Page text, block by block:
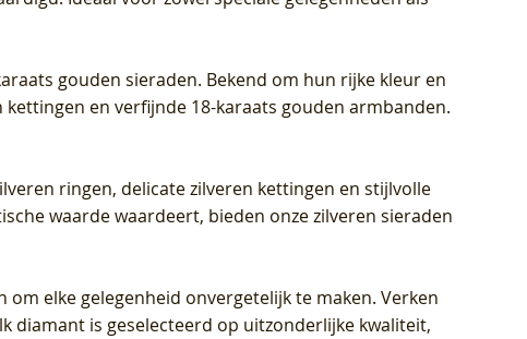
gouden sieraden. Bekend om hun rijke kleur en
en verfijnde 18-karaats gouden armbanden.
ringen, delicate zilveren kettingen en stijlvolle
waarde waardeert, bieden onze zilveren sieraden
elke gelegenheid onvergetelijk te maken. Verken
diamant is geselecteerd op uitzonderlijke kwaliteit,